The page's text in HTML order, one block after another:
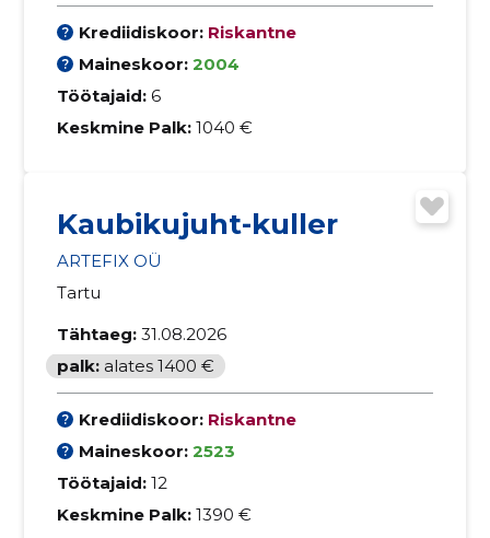
Krediidiskoor: Riskantne
Maineskoor: 2004
Töötajaid: 6
Keskmine Palk: 1040 €
Kaubikujuht-kuller
ARTEFIX OÜ
Tartu
Tähtaeg: 31.08.2026
palk: alates 1400 €
Krediidiskoor: Riskantne
Maineskoor: 2523
Töötajaid: 12
Keskmine Palk: 1390 €